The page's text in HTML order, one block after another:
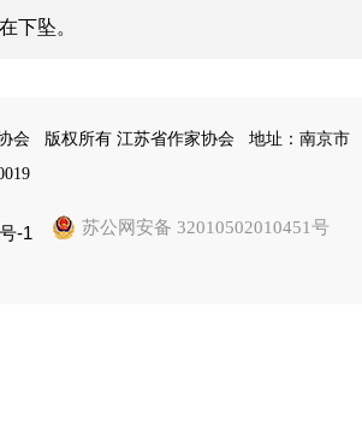
下坠。
会 版权所有 江苏省作家协会
地址：南京市
-1 苏公网安备 32010502010451号